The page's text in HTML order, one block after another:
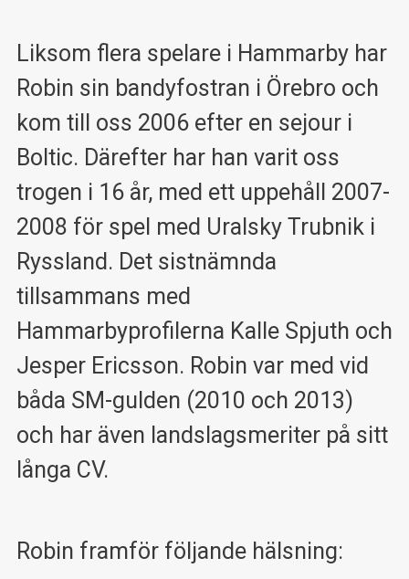
Liksom flera spelare i Hammarby har
Robin sin bandyfostran i Örebro och
kom till oss 2006 efter en sejour i
Boltic. Därefter har han varit oss
trogen i 16 år, med ett uppehåll 2007-
2008 för spel med Uralsky Trubnik i
Ryssland. Det sistnämnda
tillsammans med
Hammarbyprofilerna Kalle Spjuth och
Jesper Ericsson. Robin var med vid
båda SM-gulden (2010 och 2013)
och har även landslagsmeriter på sitt
långa CV.
Robin framför följande hälsning: